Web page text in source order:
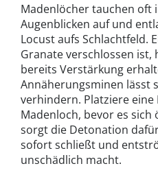
Madenlöcher tauchen oft
Augenblicken auf und
Locust aufs Schlachtfeld.
Granate verschlossen ist,
bereits Verstärkung
Annäherungsminen lässt
verhindern. Platziere
Madenloch, bevor es sich
sorgt die Detonation
sofort schließt und
unschädlich macht.